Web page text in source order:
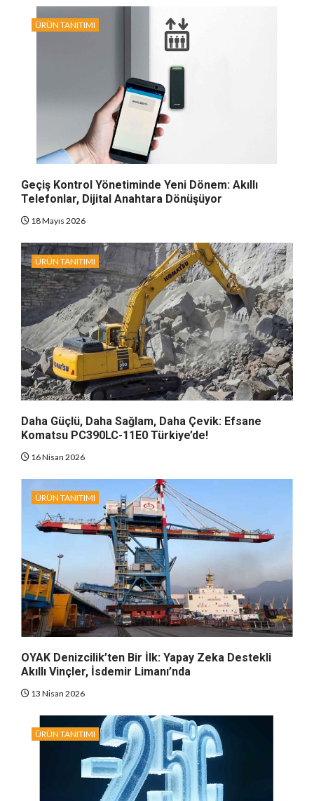
ÜRÜN TANITIMI
Geçiş Kontrol Yönetiminde Yeni Dönem: Akıllı
Telefonlar, Dijital Anahtara Dönüşüyor
18 Mayıs 2026
ÜRÜN TANITIMI
Daha Güçlü, Daha Sağlam, Daha Çevik: Efsane
Komatsu PC390LC-11E0 Türkiye’de!
16 Nisan 2026
ÜRÜN TANITIMI
OYAK Denizcilik’ten Bir İlk: Yapay Zeka Destekli
Akıllı Vinçler, İsdemir Limanı’nda
13 Nisan 2026
ÜRÜN TANITIMI